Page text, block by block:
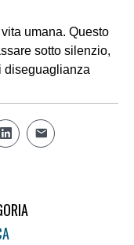
umana. Questo
sotto silenzio,
diseguaglianza